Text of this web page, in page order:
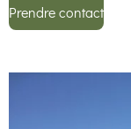
Prendre contact